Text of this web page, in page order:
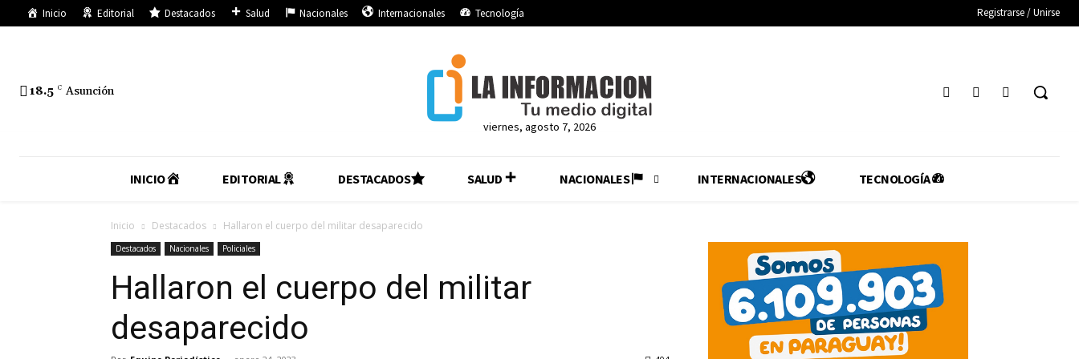
Inicio Editorial Destacados Salud Nacionales Internacionales Tecnología Registrarse / Unirse
18.5 C Asunción
viernes, agosto 7, 2026
INICIO EDITORIAL DESTACADOS SALUD NACIONALES INTERNACIONALES TECNOLOGÍA
Inicio Destacados Hallaron el cuerpo del militar desaparecido
Destacados Nacionales Policiales
Hallaron el cuerpo del militar
desaparecido